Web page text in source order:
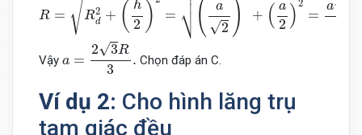
R = √R2
d + ( h
2 ) = 
⎷( a
√2 ) + ( a
2 )2
=
a√
Vậy a =
2√3R
3
.
= R 3.
Chọn đáp án C.
Ví dụ 2: Cho hình lăng trụ
tam giác đều